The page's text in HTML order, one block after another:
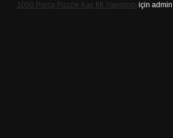
1000 Parça Puzzle Kaç Ml Yapıştırıcı için admin